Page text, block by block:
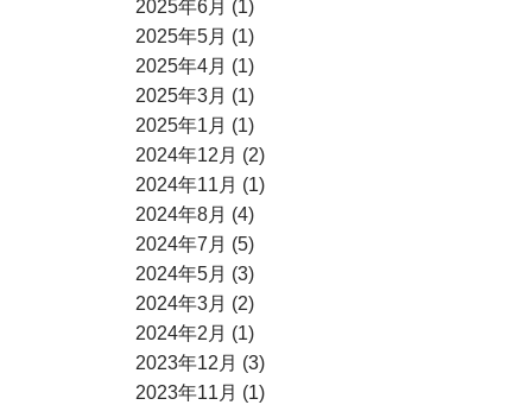
2025年6月 (1)
2025年5月 (1)
2025年4月 (1)
2025年3月 (1)
2025年1月 (1)
2024年12月 (2)
2024年11月 (1)
2024年8月 (4)
2024年7月 (5)
2024年5月 (3)
2024年3月 (2)
2024年2月 (1)
2023年12月 (3)
2023年11月 (1)